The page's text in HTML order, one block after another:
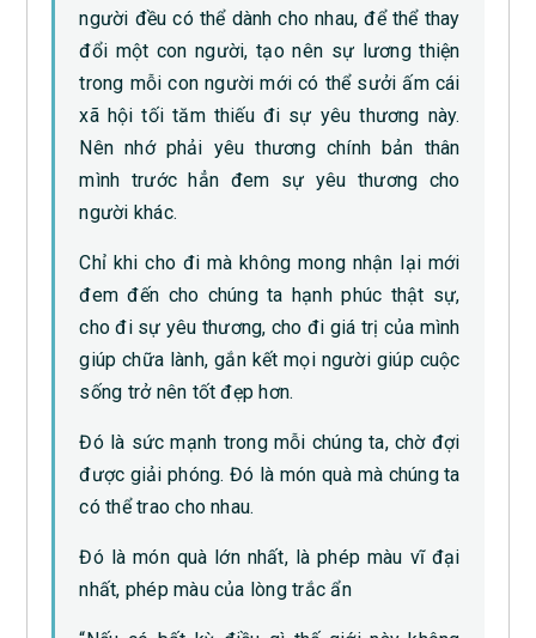
người đều có thể dành cho nhau, để thể thay
đổi một con người, tạo nên sự lương thiện
trong mỗi con người mới có thể sưởi ấm cái
xã hội tối tăm thiếu đi sự yêu thương này.
Nên nhớ phải yêu thương chính bản thân
mình trước hẳn đem sự yêu thương cho
người khác.
Chỉ khi cho đi mà không mong nhận lại mới
đem đến cho chúng ta hạnh phúc thật sự,
cho đi sự yêu thương, cho đi giá trị của mình
giúp chữa lành, gắn kết mọi người giúp cuộc
sống trở nên tốt đẹp hơn.
Đó là sức mạnh trong mỗi chúng ta, chờ đợi
được giải phóng. Đó là món quà mà chúng ta
có thể trao cho nhau.
Đó là món quà lớn nhất, là phép màu vĩ đại
nhất, phép màu của lòng trắc ẩn